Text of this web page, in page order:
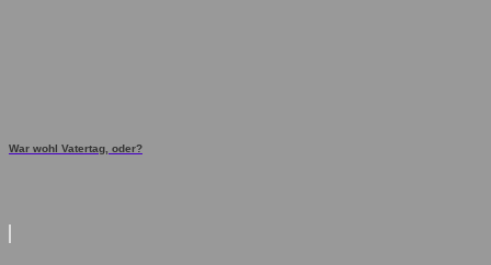
War wohl Vatertag, oder?